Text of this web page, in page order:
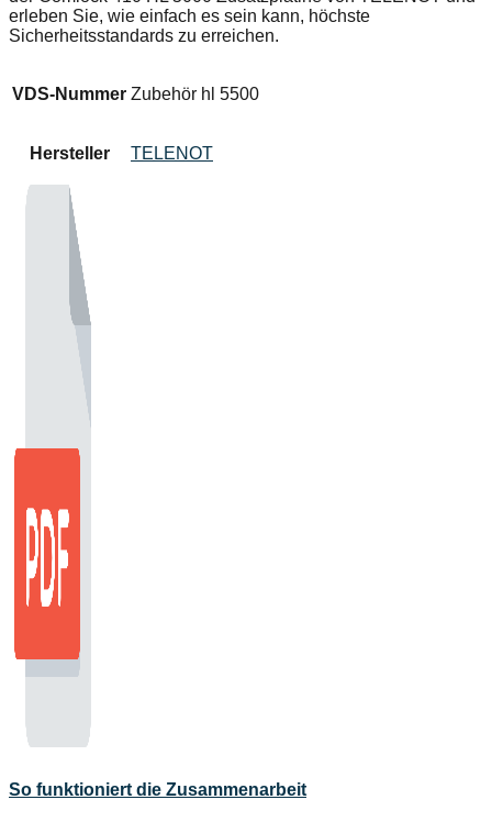
erleben Sie, wie einfach es sein kann, höchste
Sicherheitsstandards zu erreichen.
VDS-Nummer Zubehör hl 5500
Hersteller TELENOT
So funktioniert die Zusammenarbeit